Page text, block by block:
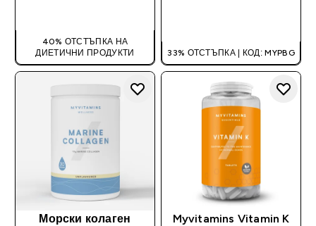
40% ОТСТЪПКА НА
ДИЕТИЧНИ ПРОДУКТИ
33% ОТСТЪПКА | КОД: MYPBG
Морски колаген Myvitamins Vitamin K